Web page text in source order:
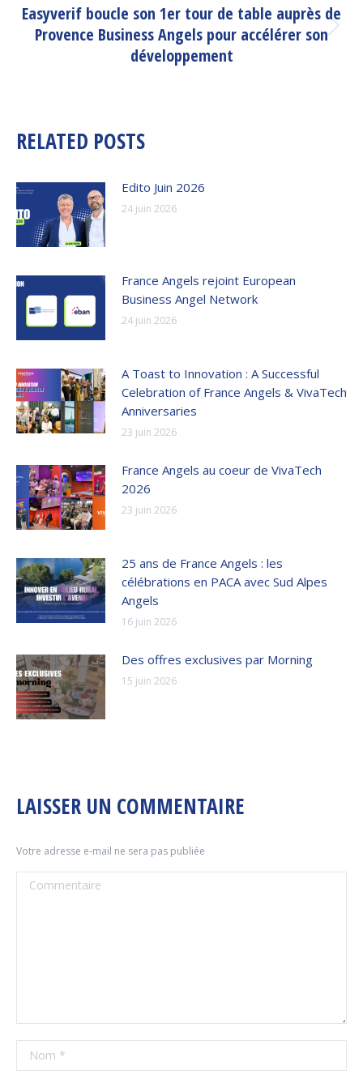
Article
suivant
Easyverif boucle son 1er tour de table auprès de
Provence Business Angels pour accélérer son
développement
RELATED POSTS
Edito Juin 2026
24 juin 2026
France Angels rejoint European
Business Angel Network
24 juin 2026
A Toast to Innovation : A Successful
Celebration of France Angels & VivaTech
Anniversaries
23 juin 2026
France Angels au coeur de VivaTech
2026
23 juin 2026
25 ans de France Angels : les
célébrations en PACA avec Sud Alpes
Angels
16 juin 2026
Des offres exclusives par Morning
15 juin 2026
LAISSER UN COMMENTAIRE
Votre adresse e-mail ne sera pas publiée
Commentaire
Nom *